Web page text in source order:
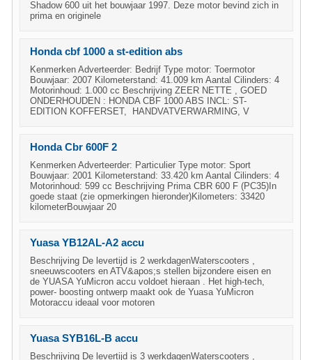
Shadow 600 uit het bouwjaar 1997. Deze motor bevind zich in
prima en originele
Honda cbf 1000 a st-edition abs
Kenmerken Adverteerder: Bedrijf Type motor: Toermotor
Bouwjaar: 2007 Kilometerstand: 41.009 km Aantal Cilinders: 4
Motorinhoud: 1.000 cc Beschrijving ZEER NETTE , GOED
ONDERHOUDEN : HONDA CBF 1000 ABS INCL: ST-
EDITION KOFFERSET, HANDVATVERWARMING, V
Honda Cbr 600F 2
Kenmerken Adverteerder: Particulier Type motor: Sport
Bouwjaar: 2001 Kilometerstand: 33.420 km Aantal Cilinders: 4
Motorinhoud: 599 cc Beschrijving Prima CBR 600 F (PC35)In
goede staat (zie opmerkingen hieronder)Kilometers: 33420
kilometerBouwjaar 20
Yuasa YB12AL-A2 accu
Beschrijving De levertijd is 2 werkdagenWaterscooters ,
sneeuwscooters en ATV&apos;s stellen bijzondere eisen en
de YUASA YuMicron accu voldoet hieraan . Het high-tech,
power- boosting ontwerp maakt ook de Yuasa YuMicron
Motoraccu ideaal voor motoren
Yuasa SYB16L-B accu
Beschrijving De levertijd is 3 werkdagenWaterscooters ,